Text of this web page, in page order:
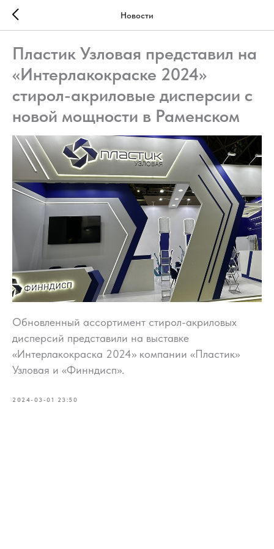
Новости
Пластик Узловая представил на
«Интерлакокраске 2024»
стирол-акриловые дисперсии с
новой мощности в Раменском
Обновленный ассортимент стирол-акриловых
дисперсий представили на выставке
«Интерлакокраска 2024» компании «Пластик»
Узловая и «Финндисп».
2024-03-01 23:50